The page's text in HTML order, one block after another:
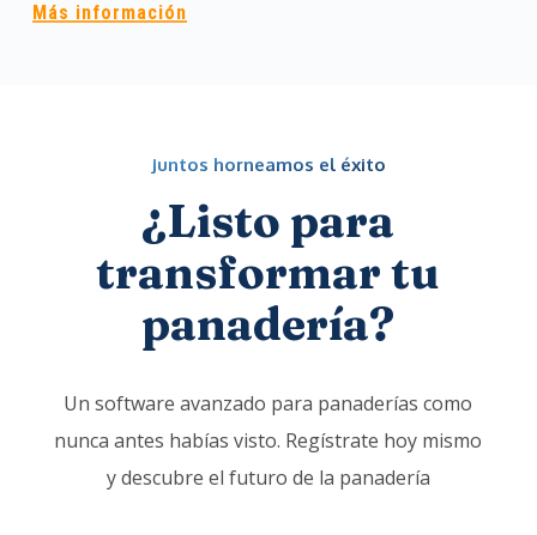
Más información
Juntos horneamos el éxito
¿Listo para
transformar tu
panadería?
Un software avanzado para panaderías como
nunca antes habías visto. Regístrate hoy mismo
y descubre el futuro de la panadería